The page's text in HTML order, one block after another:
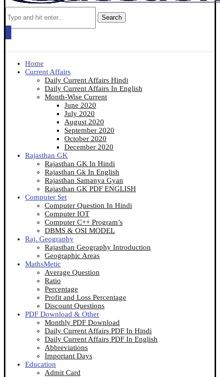
Search
Home
Current Affairs
Daily Current Affairs Hindi
Daily Current Affairs In English
Month-Wise Current
June 2020
July 2020
August 2020
September 2020
October 2020
December 2020
Rajasthan GK
Rajasthan GK In Hindi
Rajasthan Gk In English
Rajasthan Samanya Gyan
Rajasthan GK PDF ENGLISH
Computer Set
Computer Question In Hindi
Computer IOT
Computer C++ Program’s
DBMS & OSI MODEL
Raj. Geography
Rajasthan Geography Introduction
Geographic Areas
MathsMetic
Average Question
Ratio
Percentage
Profit and Loss Percentage
Discount Questions
PDF Download & Other
Monthly PDF Download
Daily Current Affairs PDF In Hindi
Daily Current Affairs PDF In English
Abbreviations
Important Days
Education
Admit Card